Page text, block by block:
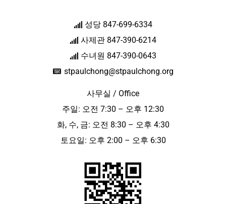
성당 847-699-6334
사제관 847-390-6214
수녀원 847-390-0643
stpaulchong@stpaulchong.org
사무실 / Office
주일: 오전 7:30 – 오후 12:30
화, 수, 금: 오전 8:30 – 오후 4:30
토요일: 오후 2:00 – 오후 6:30